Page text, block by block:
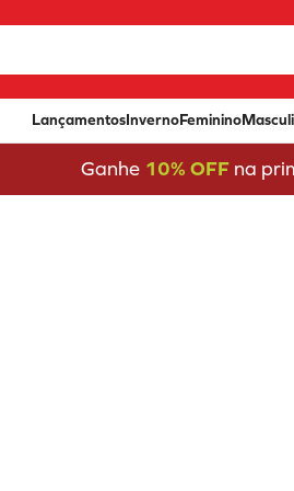
LançamentosInvernoFeminino
Ganhe 10% OFFna